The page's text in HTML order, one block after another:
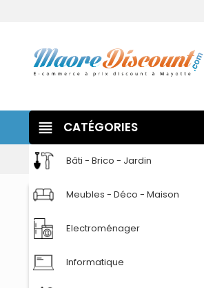
view_headline CATÉGORIES
Bâti - Brico - Jardin
Meubles - Déco - Maison
Electroménager
Informatique
Accueil Papeterie Cahiers